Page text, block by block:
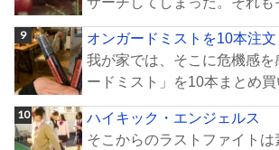
オンガードミストを10本注文
我が家では、そこに危機感
ードミスト」を10本まとめ
ハイキック・エンジェルス
そこからのラストファイト